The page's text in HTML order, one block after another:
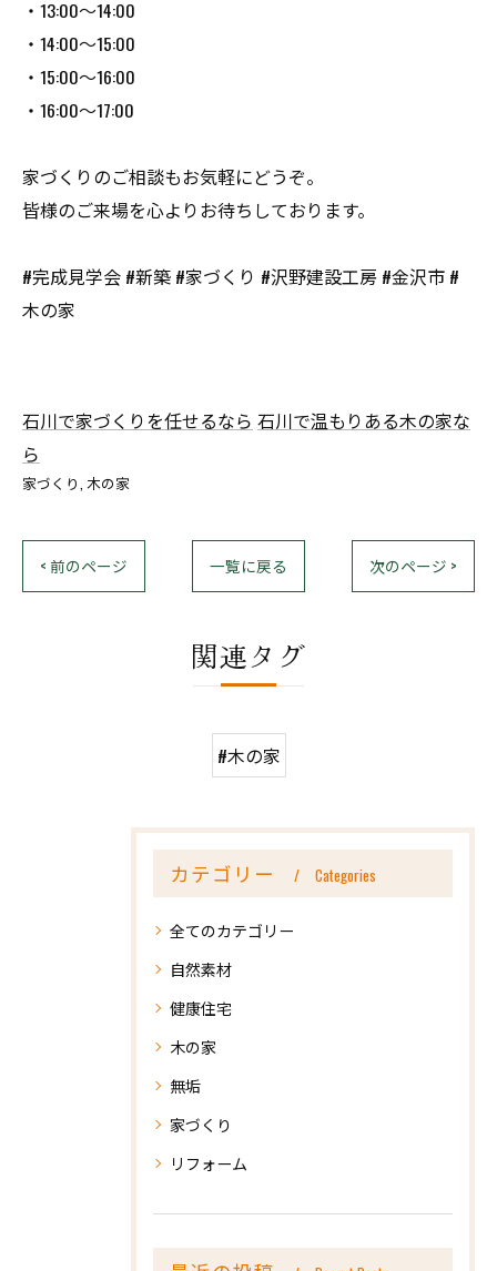
・13:00～14:00
・14:00～15:00
・15:00～16:00
・16:00～17:00
家づくりのご相談もお気軽にどうぞ。
皆様のご来場を心よりお待ちしております。
#完成見学会 #新築 #家づくり #沢野建設工房 #金沢市 #
木の家
石川で家づくりを任せるなら 石川で温もりある木の家な
ら
家づくり 木の家
< 前のページ 一覧に戻る 次のページ >
関連タグ
#木の家
カテゴリー Categories
全てのカテゴリー
自然素材
健康住宅
木の家
無垢
家づくり
リフォーム